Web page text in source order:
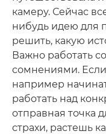
камеру. Сейчас
нибудь идею для
решить, какую
Важно работать
сомнениями.
например
работать над
отправная точка
страхи, растешь